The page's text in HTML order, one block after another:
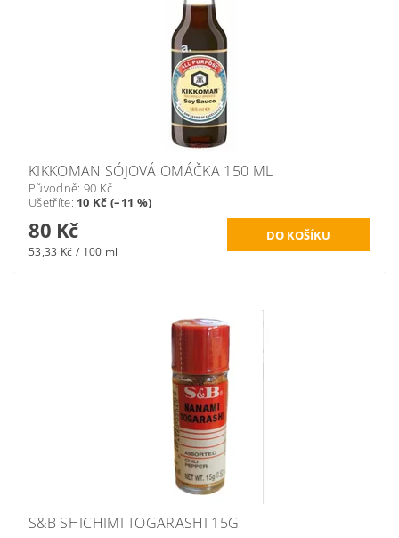
KIKKOMAN SÓJOVÁ OMÁČKA 150 ML
Původně: 90 Kč
Ušetříte: 10 Kč (–11 %)
80 Kč
53,33 Kč / 100 ml
S&B SHICHIMI TOGARASHI 15G